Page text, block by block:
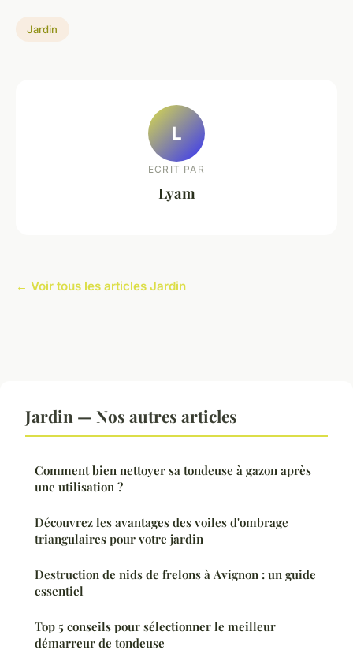
Jardin
L
ECRIT PAR
Lyam
← Voir tous les articles Jardin
Jardin — Nos autres articles
Comment bien nettoyer sa tondeuse à gazon après
une utilisation ?
Découvrez les avantages des voiles d'ombrage
triangulaires pour votre jardin
Destruction de nids de frelons à Avignon : un guide
essentiel
Top 5 conseils pour sélectionner le meilleur
démarreur de tondeuse